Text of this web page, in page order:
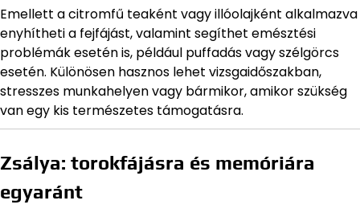
Emellett a citromfű teaként vagy illóolajként alkalmazva
enyhítheti a fejfájást, valamint segíthet emésztési
problémák esetén is, például puffadás vagy szélgörcs
esetén. Különösen hasznos lehet vizsgaidőszakban,
stresszes munkahelyen vagy bármikor, amikor szükség
van egy kis természetes támogatásra.
Zsálya: torokfájásra és memóriára
egyaránt